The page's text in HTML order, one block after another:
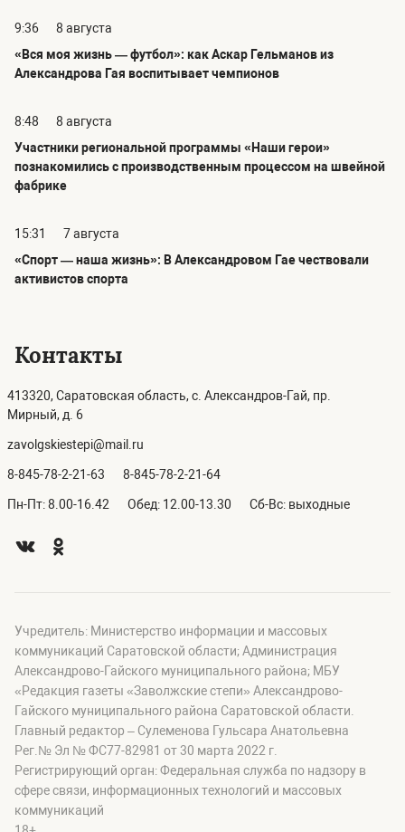
9:36
8 августа
«Вся моя жизнь — футбол»: как Аскар Гельманов из
Александрова Гая воспитывает чемпионов
8:48
8 августа
Участники региональной программы «Наши герои»
познакомились с производственным процессом на швейной
фабрике
15:31
7 августа
«Спорт — наша жизнь»: В Александровом Гае чествовали
активистов спорта
Контакты
413320, Саратовская область, с. Александров-Гай, пр.
Мирный, д. 6
zavolgskiestepi@mail.ru
8-845-78-2-21-63 8-845-78-2-21-64
Пн-Пт: 8.00-16.42 Обед: 12.00-13.30 Сб-Вс: выходные
Учредитель: Министерство информации и массовых
коммуникаций Саратовской области; Администрация
Александрово-Гайского муниципального района; МБУ
«Редакция газеты «Заволжские степи» Александрово-
Гайского муниципального района Саратовской области.
Главный редактор – Сулеменова Гульсара Анатольевна
Рег.№ Эл № ФС77-82981 от 30 марта 2022 г.
Регистрирующий орган: Федеральная служба по надзору в
сфере связи, информационных технологий и массовых
коммуникаций